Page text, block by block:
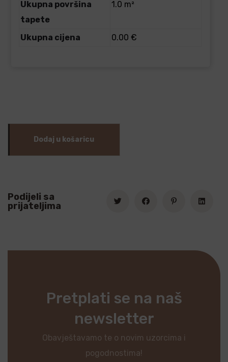
Ukupna površina
tapete
1.0 m²
Ukupna cijena 0.00 €
Dodaj u košaricu
Podijeli sa
prijateljima
Pretplati se na naš
newsletter
Obavještavamo te o novim uzorcima i
pogodnostima!